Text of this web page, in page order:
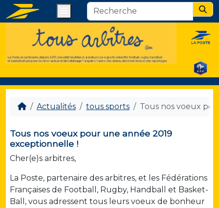
Actualités tous sports Tous nos voeux
Tous nos voeux pour une année 2019
exceptionnelle !
Cher(e)s arbitres,
La Poste, partenaire des arbitres, et les Fédérations
Françaises de Football, Rugby, Handball et Basket-
Ball, vous adressent tous leurs voeux de bonheur